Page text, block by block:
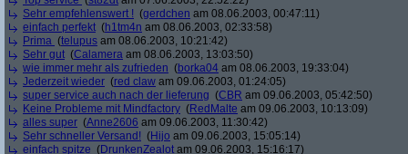
Sehr empfehlenswert ! (gerdchen am 08.06.2003, 00:47:11)
einfach perfekt (h1tm4n am 08.06.2003, 02:33:58)
Prima (telupus am 08.06.2003, 10:21:42)
Sehr gut (Calamera am 08.06.2003, 13:03:50)
wie immer mehr als zufrieden (borka04 am 08.06.2003, 19:33:04)
Jederzeit wieder (red claw am 09.06.2003, 01:24:05)
super service auch nach der lieferung (CBR am 09.06.2003, 05:42:50)
Keine Probleme mit Mindfactory (RedMalte am 09.06.2003, 10:13:09)
alles super (Anne2606 am 09.06.2003, 11:30:42)
Sehr schneller Versand! (Hijo am 09.06.2003, 15:05:14)
einfach spitze (DrunkenZealot am 09.06.2003, 15:16:17)